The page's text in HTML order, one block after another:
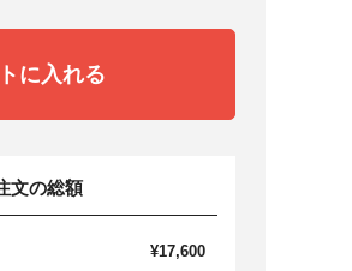
に入れる
文の総額
¥17,600